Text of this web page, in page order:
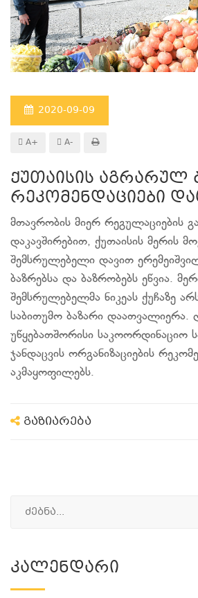
2020-09-09
A+ A-
ქუთაისის აგრარულ
რეკომენდაციები
მთავრობის მიერ რეგულაციების
დაკავშირებით, ქუთაისის მერის
შემსრულებელი დავით
ბაზრებსა და ბაზრობებს ეწვია.
შემსრულებელმა ნიკეას ქუჩაზე
საბითუმო ბაზარი დაათვალიერა.
უწყებათშორისი საკოორდინაციო
ჯანდაცვის ორგანიზაციების
აკმაყოფილებს.
გაზიარება
Კალენდარი